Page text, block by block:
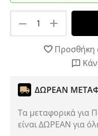
+
−
Προσθήκη
ΔΩΡΕΑΝ
Τα μεταφορικά για
είναι ΔΩΡΕΑΝ για